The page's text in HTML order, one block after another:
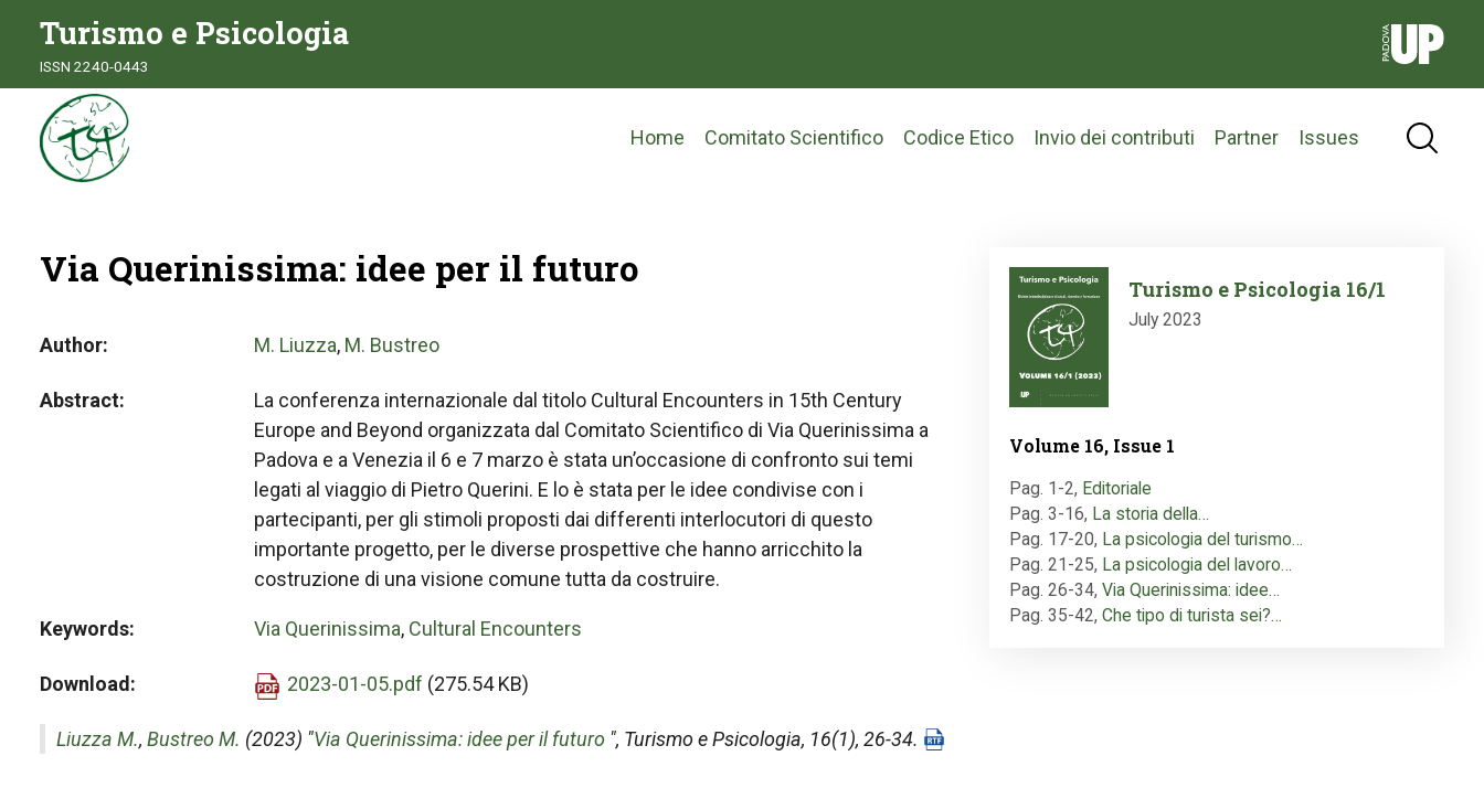
Turismo e Psicologia
ISSN 2240-0443
Main
Home Comitato Scientifico Codice Etico Invio dei contributi Partner Issues
Via Querinissima: idee per il futuro
Author M. Liuzza, M. Bustreo
Abstract
La conferenza internazionale dal titolo Cultural Encounters in 15th Century
Europe and Beyond organizzata dal Comitato Scientifico di Via Querinissima a
Padova e a Venezia il 6 e 7 marzo è stata un’occasione di confronto sui temi
legati al viaggio di Pietro Querini. E lo è stata per le idee condivise con i
partecipanti, per gli stimoli proposti dai differenti interlocutori di questo
importante progetto, per le diverse prospettive che hanno arricchito la
costruzione di una visione comune tutta da costruire.
Keywords Via Querinissima, Cultural Encounters
Download 2023-01-05.pdf (275.54 KB)
Liuzza M., Bustreo M. (2023) "Via Querinissima: idee per il futuro ", Turismo e Psicologia, 16(1), 26-34.
Image
Turismo e Psicologia 16/1
July 2023
Volume 16, Issue 1
Pag. 1-2, Editoriale
Pag. 3-16, La storia della…
Pag. 17-20, La psicologia del turismo…
Pag. 21-25, La psicologia del lavoro…
Pag. 26-34, Via Querinissima: idee…
Pag. 35-42, Che tipo di turista sei?…